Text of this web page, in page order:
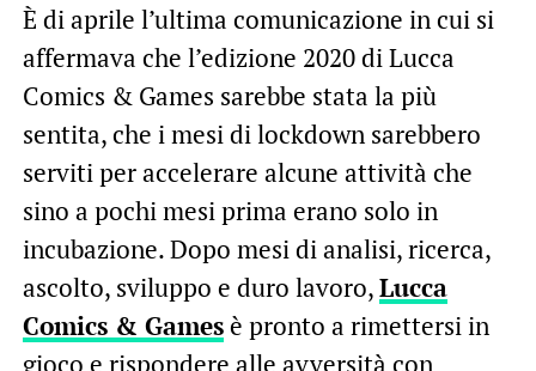
È di aprile l’ultima comunicazione in cui si
affermava che l’edizione 2020 di Lucca
Comics & Games sarebbe stata la più
sentita, che i mesi di lockdown sarebbero
serviti per accelerare alcune attività che
sino a pochi mesi prima erano solo in
incubazione. Dopo mesi di analisi, ricerca,
ascolto, sviluppo e duro lavoro,Lucca
Comics & Gamesè pronto a rimettersi in
gioco e rispondere alle avversità con